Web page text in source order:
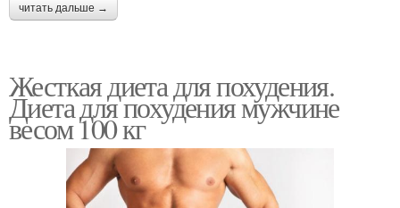
читать дальше →
Жесткая диета для похудения.
Диета для похудения мужчине
весом 100 кг